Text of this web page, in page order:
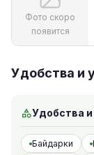
Фото скоро
появится
Удобства и
Удобства и
Байдарки